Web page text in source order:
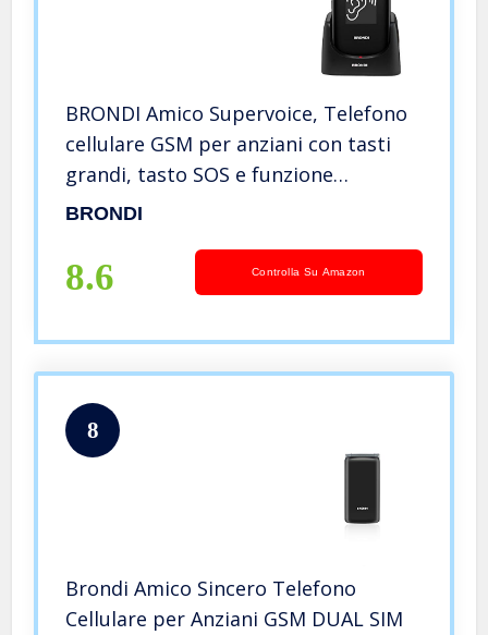
BRONDI Amico Supervoice, Telefono
cellulare GSM per anziani con tasti
grandi, tasto SOS e funzione
controllo remoto, dual SIM, volume
BRONDI
8.6 Controlla Su Amazon
8
Brondi Amico Sincero Telefono
Cellulare per Anziani GSM DUAL SIM